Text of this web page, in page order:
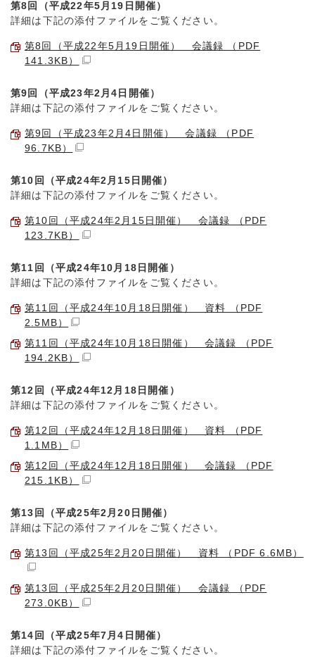
第8回（平成22年5月19日開催）
詳細は下記の添付ファイルをご覧ください。
第8回（平成22年5月19日開催） 会議録 （PDF
141.3KB）
第9回（平成23年2月4日開催）
詳細は下記の添付ファイルをご覧ください。
第9回（平成23年2月4日開催） 会議録 （PDF
96.7KB）
第10回（平成24年2月15日開催）
詳細は下記の添付ファイルをご覧ください。
第10回（平成24年2月15日開催） 会議録 （PDF
123.7KB）
第11回（平成24年10月18日開催）
詳細は下記の添付ファイルをご覧ください。
第11回（平成24年10月18日開催） 資料 （PDF
2.5MB）
第11回（平成24年10月18日開催） 会議録 （PDF
194.2KB）
第12回（平成24年12月18日開催）
詳細は下記の添付ファイルをご覧ください。
第12回（平成24年12月18日開催） 資料 （PDF
1.1MB）
第12回（平成24年12月18日開催） 会議録 （PDF
215.1KB）
第13回（平成25年2月20日開催）
詳細は下記の添付ファイルをご覧ください。
第13回（平成25年2月20日開催） 資料 （PDF 6.6MB）
第13回（平成25年2月20日開催） 会議録 （PDF
273.0KB）
第14回（平成25年7月4日開催）
詳細は下記の添付ファイルをご覧ください。